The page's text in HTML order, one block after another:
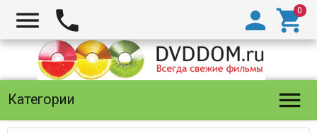
  

Категории 